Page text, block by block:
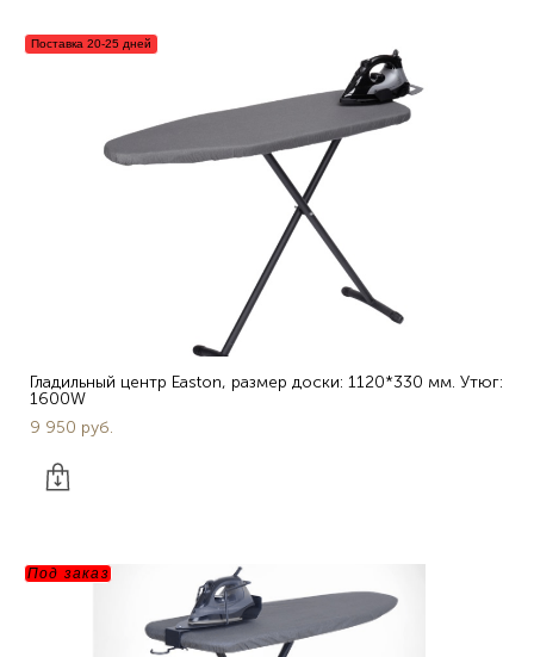
Поставка 20-25 дней
Гладильный центр Easton, размер доски: 1120*330 мм. Утюг:
1600W
9 950 pуб.
Под заказ